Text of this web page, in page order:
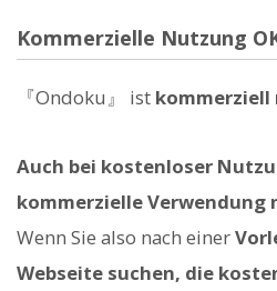
Kommerzielle Nutzung
『Ondoku』 ist kommerziell
Auch bei kostenloser
kommerzielle Verwendung
Wenn Sie also nach einer
Webseite suchen, die